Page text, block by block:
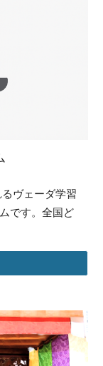
ヴェーダ学習
です。全国ど